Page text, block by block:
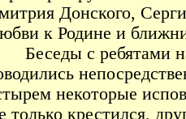
Донского,
к Родине и
Беседы с ребятами
некоторые
только крестился,